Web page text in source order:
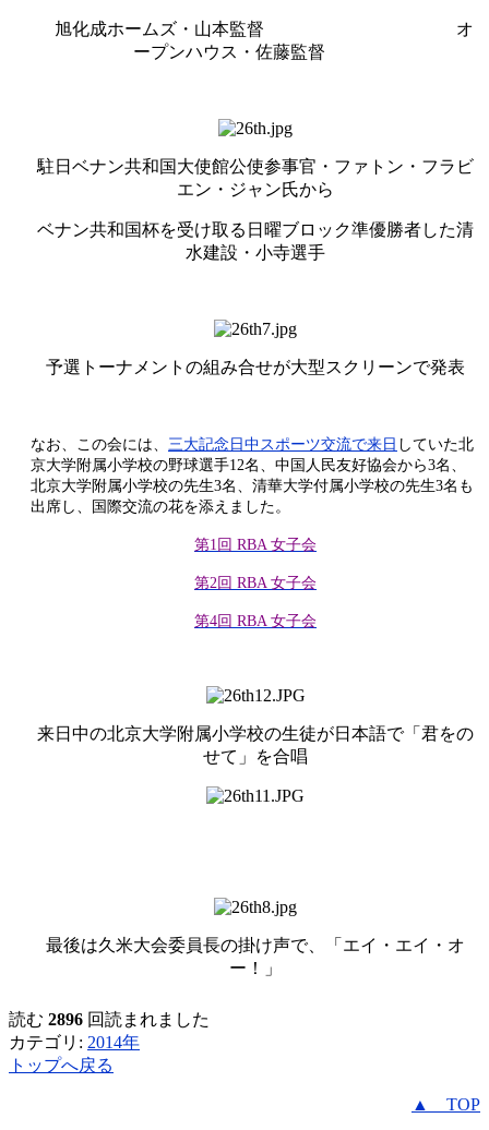
旭化成ホームズ・山本監督 オ
ープンハウス・佐藤監督
駐日ベナン共和国大使館公使参事官・ファトン・フラビ
エン・ジャン氏から
ベナン共和国杯を受け取る日曜ブロック準優勝者した清
水建設・小寺選手
予選トーナメントの組み合せが大型スクリーンで発表
なお、この会には、 三大記念日中スポーツ交流で来日 していた北
京大学附属小学校の野球選手12名、中国人民友好協会から3名、
北京大学附属小学校の先生3名、清華大学付属小学校の先生3名も
出席し、国際交流の花を添えました。
第1回 RBA 女子会
第2回 RBA 女子会
第4回 RBA 女子会
来日中の北京大学附属小学校の生徒が日本語で「君をの
せて」を合唱
最後は久米大会委員長の掛け声で、「エイ・エイ・オ
ー！」
読む 2896 回読まれました
カテゴリ: 2014年
トップへ戻る
▲ TOP